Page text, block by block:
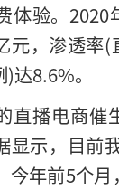
体验。2020
元，渗透率(
达8.6%。
直播电商催
显示，目前
今年前5个